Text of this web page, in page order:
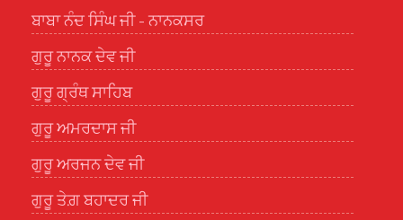
ਬਾਬਾ ਨੰਦ ਸਿੰਘ ਜੀ - ਨਾਨਕਸਰ
ਗੁਰੂ ਨਾਨਕ ਦੇਵ ਜੀ
ਗੁਰੂ ਗ੍ਰੰਥ ਸਾਹਿਬ
ਗੁਰੂ ਅਮਰਦਾਸ ਜੀ
ਗੁਰੂ ਅਰਜਨ ਦੇਵ ਜੀ
ਗੁਰੂ ਤੇਗ਼ ਬਹਾਦਰ ਜੀ